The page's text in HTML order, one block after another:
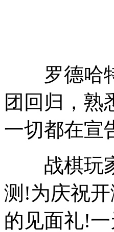
罗德哈特
团回归，熟
一切都在宣
战棋玩家
测!为庆祝
的见面礼!